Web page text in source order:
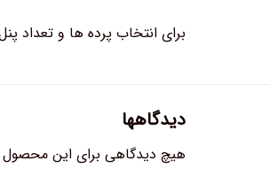
برای انتخاب پرده ها و تعداد پنل ها اگر
دیدگاهها
هیچ دیدگاهی برای این